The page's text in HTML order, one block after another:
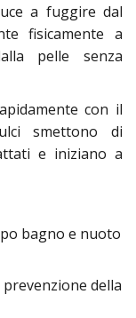
a fuggire dal
fisicamente a
pelle senza
con il
smettono di
e iniziano a
bagno e nuoto
della